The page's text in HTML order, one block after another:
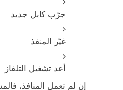
جرّب كابل جديد
غيّر المنفذ
أعد تشغيل التلفاز
إن لم تعمل المنافذ،